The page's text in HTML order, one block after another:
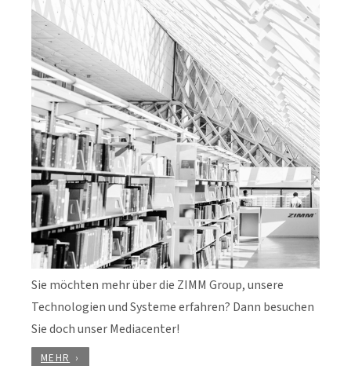
Sie möchten mehr über die ZIMM Group, unsere
Technologien und Systeme erfahren? Dann besuchen
Sie doch unser Mediacenter!
MEHR